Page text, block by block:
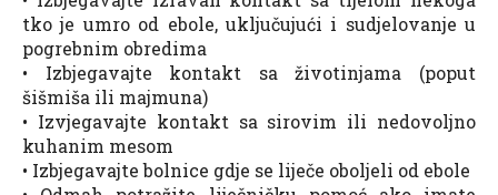
tko je umro od ebole, uključujući i sudjelovanje u
pogrebnim obredima
• Izbjegavajte kontakt sa životinjama (poput
šišmiša ili majmuna)
• Izvjegavajte kontakt sa sirovim ili nedovoljno
kuhanim mesom
• Izbjegavajte bolnice gdje se liječe oboljeli od ebole